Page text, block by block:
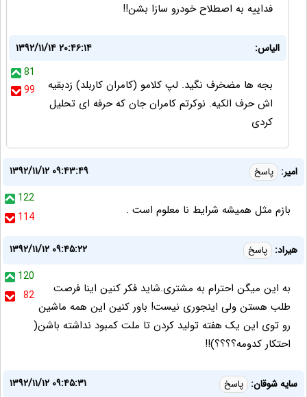
فداييه به اصطلاح خودرو سازا بشن!!
الیاس:
۱۳۹۲/۱۱/۱۴ ۲۰:۴۶:۱۴
81
99
بجه ها مضخرف نگید. لپ کلامو (کامران کاربلد) زدبقیه
اش حرف الکیه. نوکرتم کامران جان که حرفه ای تحلیل
کردی
امیر: پاسخ
۱۳۹۲/۱۱/۱۲ ۰۹:۴۳:۴۹
122
114
بازم مثل همیشه شرایط نا معلوم است .
هیراد: پاسخ
۱۳۹۲/۱۱/۱۲ ۰۹:۴۵:۲۲
120
82
به این میگن احترام به مشتری.شاید فکر کنین اینا فرصت
طلب هستن ولی اینجوری نیست! باور کنین این همه ماشین
رو توی این یک هفته تولید کردن تا ملت کمبود نداشته باشن(
احتکار کدومه؟؟؟؟)!!
سایه شوقان: پاسخ ۱۳۹۲/۱۱/۱۲ ۰۹:۴۵:۳۱